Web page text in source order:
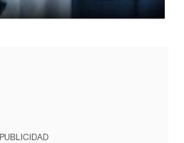
PUBLICIDAD